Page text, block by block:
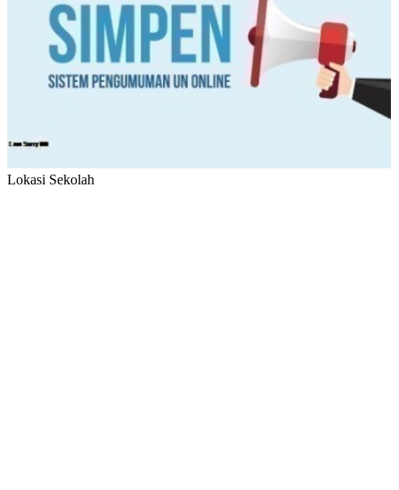
Lokasi Sekolah